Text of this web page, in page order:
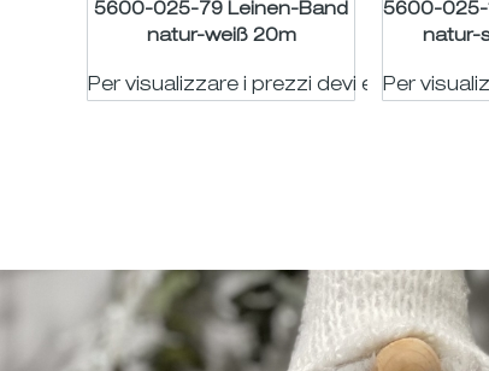
5600-025-79 Leinen-Band
natur-weiß 20m
Per visualizzare i prezzi devi essere
5600-025-
natur-
Per